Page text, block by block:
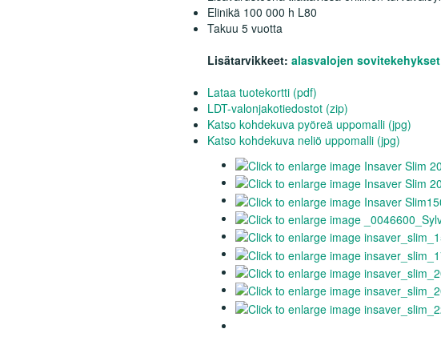
Elinikä 100 000 h L80
Takuu 5 vuotta
Lisätarvikkeet: alasvalojen sovitekehykset
Lataa tuotekortti (pdf)
LDT-valonjakotiedostot (zip)
Katso kohdekuva pyöreä uppomalli (jpg)
Katso kohdekuva neliö uppomalli (jpg)